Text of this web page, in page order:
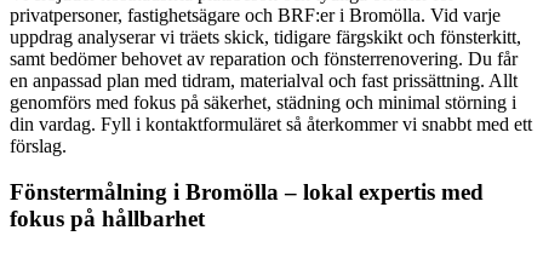
privatpersoner, fastighetsägare och BRF:er i Bromölla. Vid varje
uppdrag analyserar vi träets skick, tidigare färgskikt och fönsterkitt,
samt bedömer behovet av reparation och fönsterrenovering. Du får
en anpassad plan med tidram, materialval och fast prissättning. Allt
genomförs med fokus på säkerhet, städning och minimal störning i
din vardag. Fyll i kontaktformuläret så återkommer vi snabbt med ett
förslag.
Fönstermålning i Bromölla – lokal expertis med
fokus på hållbarhet